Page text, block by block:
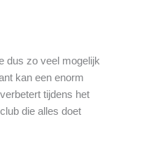
dus zo veel mogelijk
kan een enorm
tijdens het
die alles doet